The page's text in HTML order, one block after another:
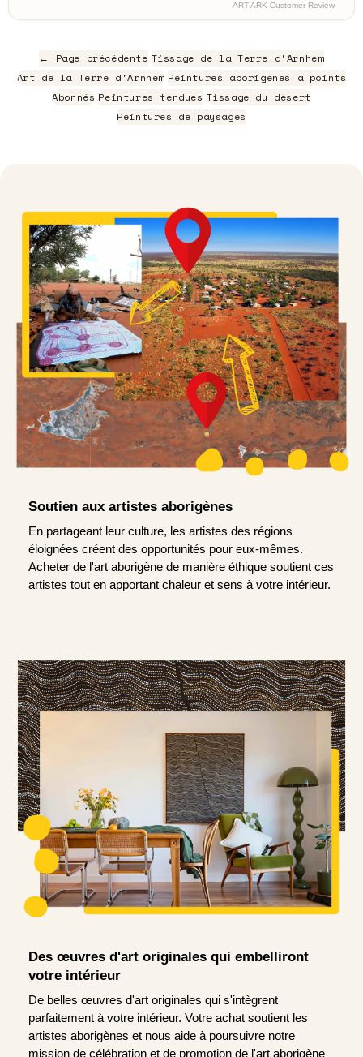
– ART ARK Customer Review
← Page précédente Tissage de la Terre d'Arnhem
Art de la Terre d'Arnhem Peintures aborigènes à points
Abonnés Peintures tendues Tissage du désert
Peintures de paysages
Soutien aux artistes aborigènes
En partageant leur culture, les artistes des régions
éloignées créent des opportunités pour eux-mêmes.
Acheter de l'art aborigène de manière éthique soutient ces
artistes tout en apportant chaleur et sens à votre intérieur.
Des œuvres d'art originales qui embelliront
votre intérieur
De belles œuvres d'art originales qui s'intègrent
parfaitement à votre intérieur. Votre achat soutient les
artistes aborigènes et nous aide à poursuivre notre
mission de célébration et de promotion de l'art aborigène